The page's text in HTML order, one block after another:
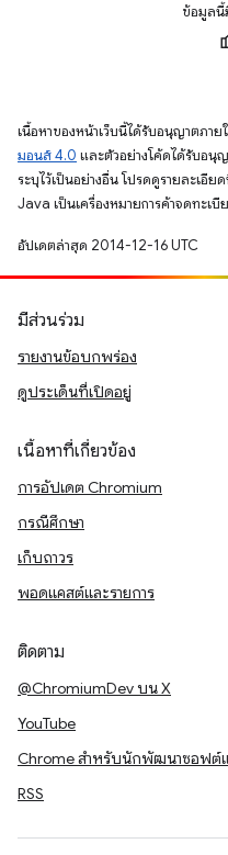
ข้อมูลนี้
เนื้อหาของหน้าเว็บนี้ได้รับอนุญาตภาย
มอนส์ 4.0 และตัวอย่างโค้ดได้รับอนุ
ระบุไว้เป็นอย่างอื่น โปรดดูรายละเอีย
Java เป็นเครื่องหมายการค้าจดทะเ
อัปเดตล่าสุด 2014-12-16 UTC
มีส่วนร่วม
รายงานข้อบกพร่อง
ดูประเด็นที่เปิดอยู่
เนื้อหาที่เกี่ยวข้อง
การอัปเดต Chromium
กรณีศึกษา
เก็บถาวร
พอดแคสต์และรายการ
ติดตาม
@ChromiumDev บน X
YouTube
Chrome สำหรับนักพัฒนาซอฟต์
RSS